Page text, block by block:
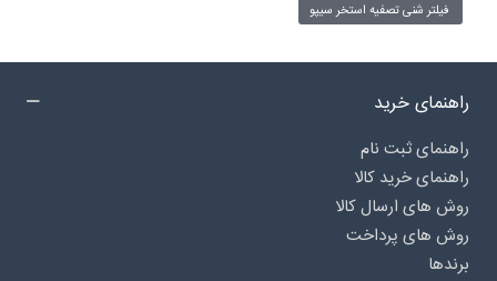
فیلتر شنی تصفیه استخر سیپو
راهنمای خرید
راهنمای ثبت نام
راهنمای خرید کالا
روش های ارسال کالا
روش های پرداخت
برندها